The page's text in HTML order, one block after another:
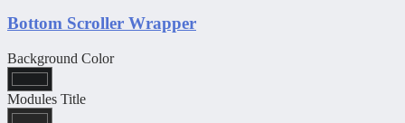
Bottom Scroller Wrapper
Background Color
Modules Title